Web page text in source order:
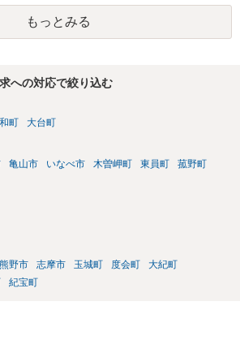
な文言ではないかと思います。 私も含め、弁
えません。「絶対にない」とは言えないわけ
も不安になってしまうのでしょう。ですが、
活に戻っておいしいものを食べ、ゆっくりお
もっとみる
への対応で絞り込む
町 大台町
亀山市 いなべ市 木曽岬町 東員町
菰野町
熊野市 志摩市 玉城町 度会町
大紀町
紀宝町